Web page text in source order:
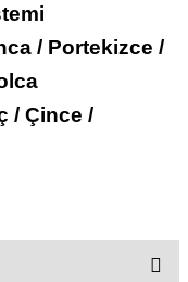
/ Portekizce /
/ Çince /